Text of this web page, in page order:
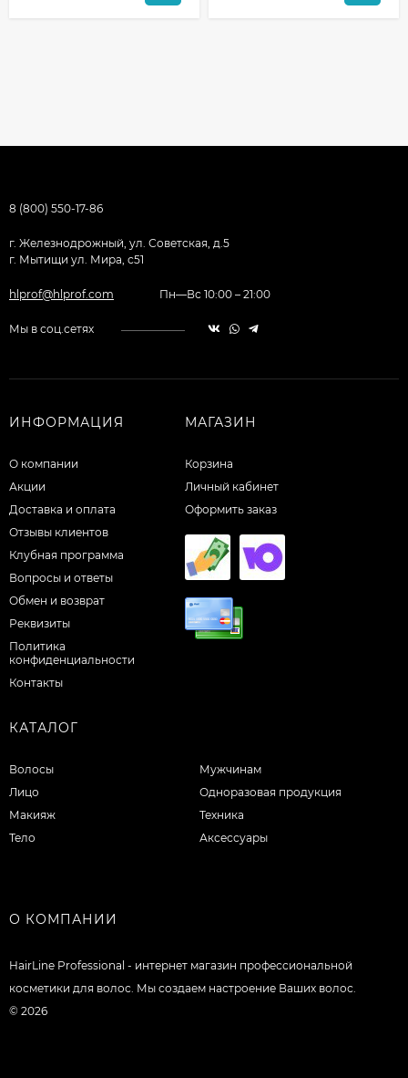
8 (800) 550-17-86
г. Железнодрожный, ул. Советская, д.5
г. Мытищи ул. Мира, с51
hlprof@hlprof.com Пн—Вс 10:00 – 21:00
Мы в соц.сетях
ИНФОРМАЦИЯ
О компании
Акции
Доставка и оплата
Отзывы клиентов
Клубная программа
Вопросы и ответы
Обмен и возврат
Реквизиты
Политика
конфиденциальности
Контакты
МАГАЗИН
Корзина
Личный кабинет
Оформить заказ
КАТАЛОГ
Волосы
Лицо
Макияж
Тело
Мужчинам
Одноразовая продукция
Техника
Аксессуары
О КОМПАНИИ
HairLine Professional - интернет магазин профессиональной
косметики для волос. Мы создаем настроение Ваших волос.
© 2026